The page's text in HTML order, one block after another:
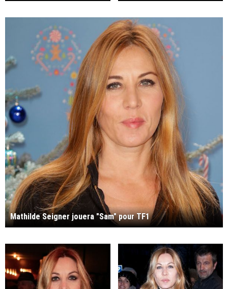
Mathilde Seigner jouera "Sam" pour TF1